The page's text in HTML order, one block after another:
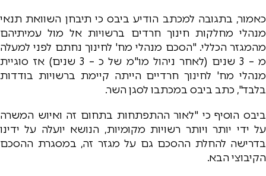
כאמור, בתגובה למכתב הודיע ביבס כי תיבחן השוואת תנאי
מנהלי מחלקות חינוך חרדים ברשויות אל מול עמיתיהם
מהמגזר הכללי. "הסכם מנהלי מח' לחינוך נחתם לפני למעלה
מ – 3 שנים (לאחר ניהול מו"מ של כ – 3 שנים) אז סוגיית
מנהלי מח' לחינוך חרדיים הייתה קיימת ברשויות בודדות
בלבד", כתב ביבס במכתבו לסגן השר.
ביבס הוסיף כי "לאור ההתפתחות בתחום זה ואיוש המשרה
על ידי יותר ויותר רשויות מקומיות, הנושא יועלה על ידינו
בדרישה להחלת ההסכם גם על מגזר זה, במסגרת ההסכם
הקיבוצי הבא.